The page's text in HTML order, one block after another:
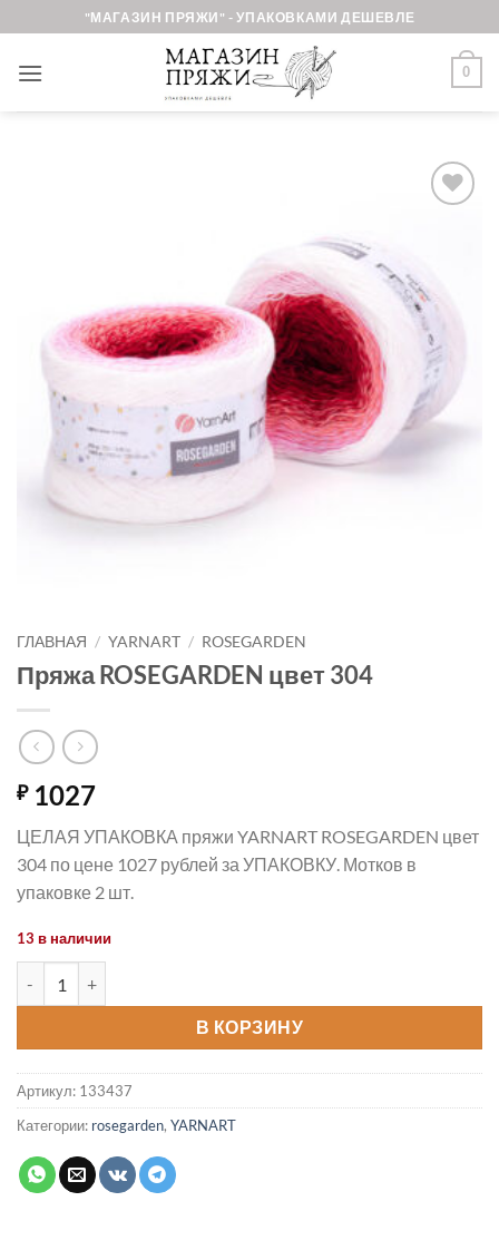
to
content
"МАГАЗИН ПРЯЖИ" - УПАКОВКАМИ ДЕШЕВЛЕ
0
ГЛАВНАЯ / YARNART / ROSEGARDEN
Пряжа ROSEGARDEN цвет 304
₽1027
ЦЕЛАЯ УПАКОВКА пряжи YARNART ROSEGARDEN цвет
304 по цене 1027 рублей за УПАКОВКУ. Мотков в
упаковке 2 шт.
13 в наличии
В КОРЗИНУ
Артикул: 133437
Категории: rosegarden, YARNART